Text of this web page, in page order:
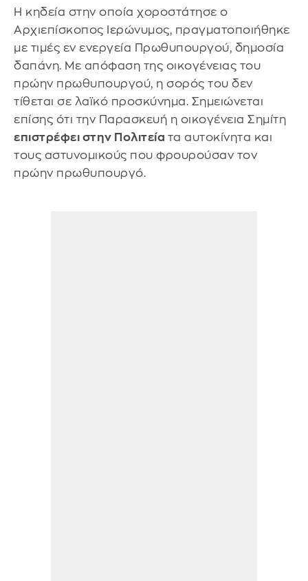
Η κηδεία στην οποία χοροστάτησε ο
Αρχιεπίσκοπος Ιερώνυμος, πραγματοποιήθηκε
με τιμές εν ενεργεία Πρωθυπουργού, δημοσία
δαπάνη. Με απόφαση της οικογένειας του
πρώην πρωθυπουργού, η σορός του δεν
τίθεται σε λαϊκό προσκύνημα. Σημειώνεται
επίσης ότι την Παρασκευή η οικογένεια Σημίτη
επιστρέφει στην Πολιτεία τα αυτοκίνητα και
τους αστυνομικούς που φρουρούσαν τον
πρώην πρωθυπουργό.